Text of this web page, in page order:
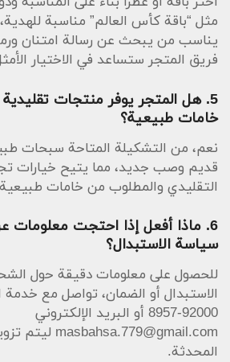
مثل “باقة كأس العالم” مناسبة
يناسب من يبحث عن رسالة امتنان
فريق المتجر ستساعد في الاختيار
5. هل المتجر يوفر منتجات
خامات طبيعية؟
نعم، من التشكيلة المتاحة سبحات
قديم وصب جديد، مما يتيح خيارات
التقليدي والمطلوب من خامات
6. ماذا أفعل إذا احتجت معلومات
سياسة الاستبدال؟
للحصول على معلومات دقيقة حول
92000-8957 أو البريد الإلكتروني
masbahsa.779@gmail.com ليتم
المحدثة.